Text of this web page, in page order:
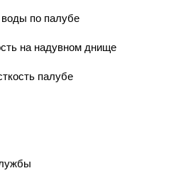
воды по палубе
на надувном днище
палубе